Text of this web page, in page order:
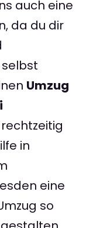
auch eine
da du dir
Umzug
in
eine
so